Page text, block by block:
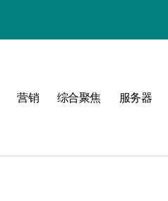
营销 综合聚焦 服务器